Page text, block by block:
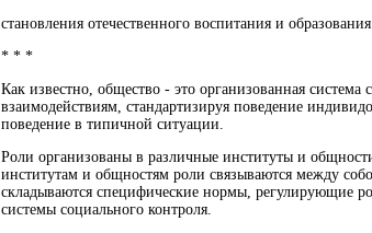
становления отечественного воспитания и
* * *
Как известно, общество - это организованная
взаимодействиям, стандартизируя поведение
поведение в типичной ситуации.
Роли организованы в различные институты и
институтам и общностям роли связываются между
складываются специфические нормы, регулирующие
системы социального контроля.